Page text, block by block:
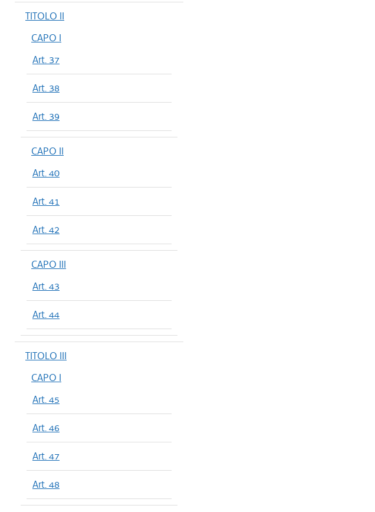
TITOLO II
CAPO I
Art. 37
Art. 38
Art. 39
CAPO II
Art. 40
Art. 41
Art. 42
CAPO III
Art. 43
Art. 44
TITOLO III
CAPO I
Art. 45
Art. 46
Art. 47
Art. 48